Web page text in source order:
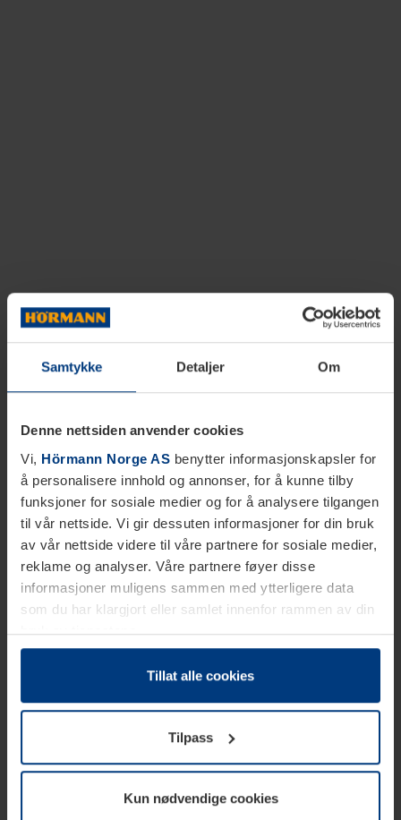
Samtykke Detaljer Om
Denne nettsiden anvender cookies
Vi, Hörmann Norge AS benytter informasjonskapsler for
å personalisere innhold og annonser, for å kunne tilby
funksjoner for sosiale medier og for å analysere tilgangen
til vår nettside. Vi gir dessuten informasjoner for din bruk
av vår nettside videre til våre partnere for sosiale medier,
reklame og analyser. Våre partnere føyer disse
informasjoner muligens sammen med ytterligere data
som du har klargjort eller samlet innenfor rammen av din
bruk av tjenestene.
Etter loven kan vi lagre informasjonskapsler på din
datamaskin, hvis disse er absolutt nødvendig for drift av
trenger vi din tillatelse. Du kan når som helst endre eller
tilbakekalle ditt samtykke i forklaringen av
informasjonskapselen på sidenPersonvernerklæringpå
Tillat alle cookies
Tilpass
Kun nødvendige cookies